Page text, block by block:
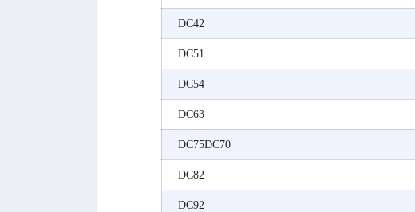
DC42
DC51
DC54
DC63
DC75DC70
DC82
DC92